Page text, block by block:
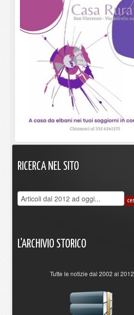
RICERCA NEL SITO
L'ARCHIVIO STORICO
Tutte le notizie dal 2002 al 2012